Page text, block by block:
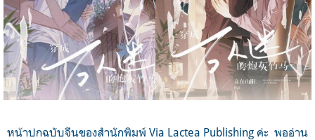
หน้าปกฉบับจีนของสำนักพิมพ์ Via Lactea Publishing ค่ะ พออ่าน